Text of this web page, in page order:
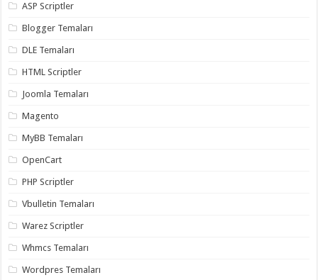
ASP Scriptler
Blogger Temaları
DLE Temaları
HTML Scriptler
Joomla Temaları
Magento
MyBB Temaları
OpenCart
PHP Scriptler
Vbulletin Temaları
Warez Scriptler
Whmcs Temaları
Wordpres Temaları